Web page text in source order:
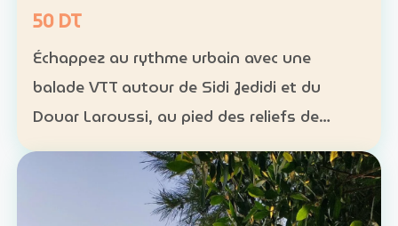
50 DT
Échappez au rythme urbain avec une
balade VTT autour de Sidi Jedidi et du
Douar Laroussi, au pied des reliefs de
Hammamet. Durée : environ 1 h à 1 h 30
Niveau : intermédiaire Groupe : de 8 à 11
participants Tarif : 50 …